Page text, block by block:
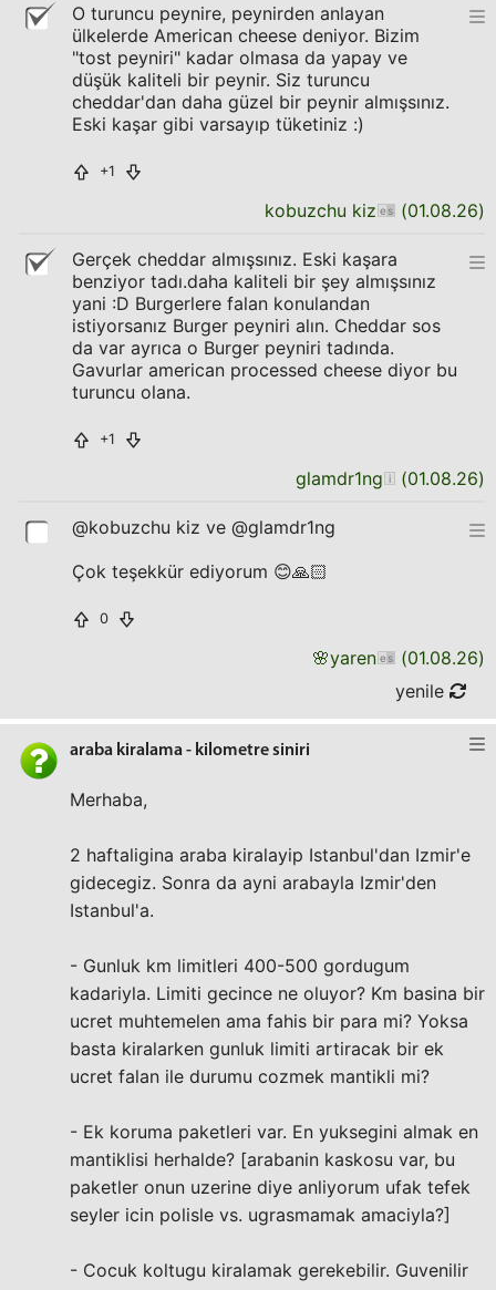
O turuncu peynire, peynirden anlayan
ülkelerde American cheese deniyor. Bizim
"tost peyniri" kadar olmasa da yapay ve
düşük kaliteli bir peynir. Siz turuncu
cheddar'dan daha güzel bir peynir almışsınız.
Eski kaşar gibi varsayıp tüketiniz :)
+1
kobuzchu kiz (01.08.26)
Gerçek cheddar almışsınız. Eski kaşara
benziyor tadı.daha kaliteli bir şey almışsınız
yani :D Burgerlere falan konulandan
istiyorsanız Burger peyniri alın. Cheddar sos
da var ayrıca o Burger peyniri tadında.
Gavurlar american processed cheese diyor bu
turuncu olana.
+1
glamdr1ng (01.08.26)
@kobuzchu kiz ve @glamdr1ng
Çok teşekkür ediyorum 😊🙏🏻
0
🌸yaren (01.08.26)
yenile
araba kiralama - kilometre siniri
Merhaba,
2 haftaligina araba kiralayip Istanbul'dan Izmir'e
gidecegiz. Sonra da ayni arabayla Izmir'den
Istanbul'a.
- Gunluk km limitleri 400-500 gordugum
kadariyla. Limiti gecince ne oluyor? Km basina bir
ucret muhtemelen ama fahis bir para mi? Yoksa
basta kiralarken gunluk limiti artiracak bir ek
ucret falan ile durumu cozmek mantikli mi?
- Ek koruma paketleri var. En yuksegini almak en
mantiklisi herhalde? [arabanin kaskosu var, bu
paketler onun uzerine diye anliyorum ufak tefek
seyler icin polisle vs. ugrasmamak amaciyla?]
- Cocuk koltugu kiralamak gerekebilir. Guvenilir